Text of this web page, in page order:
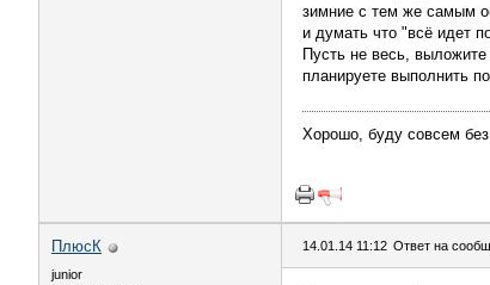
зимние с тем же самым
и думать что "всё идет
Пусть не весь,
планируете выполнить
Хорошо, буду совсем
ПлюсК
junior
14.01.14 11:12 Ответ на